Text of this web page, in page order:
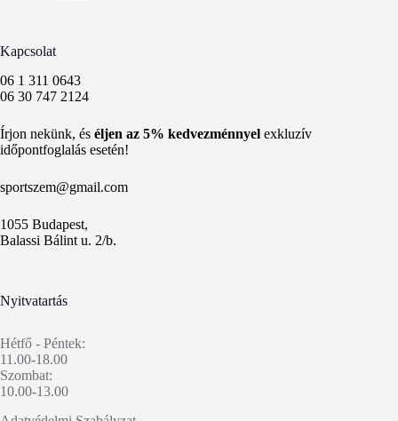
Kapcsolat
06 1 311 0643
06 30 747 2124
Írjon nekünk, és éljen az 5% kedvezménnyel exkluzív
időpontfoglalás esetén!
sportszem@gmail.com
1055 Budapest,
Balassi Bálint u. 2/b.
Nyitvatartás
Hétfő - Péntek:
11.00-18.00
Szombat:
10.00-13.00